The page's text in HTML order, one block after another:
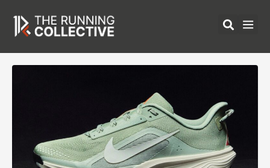
contenu